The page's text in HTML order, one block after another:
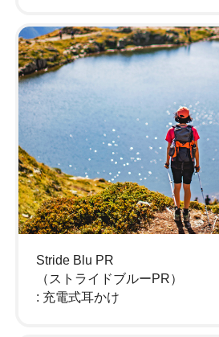
Stride Blu PR
（ストライドブルーPR）
: 充電式耳かけ